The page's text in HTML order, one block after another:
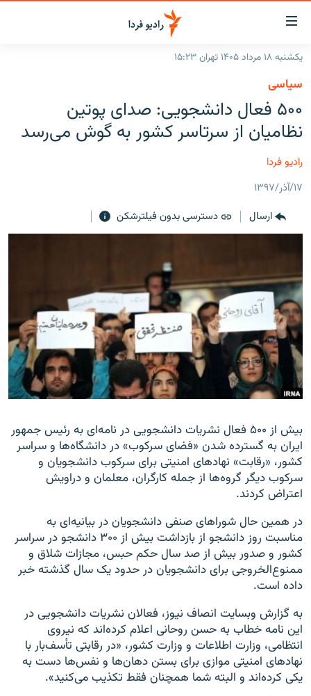
لینک‌های
قابلیت
دسترسی
بازگشت
منوی
اصلی
رفتن
به
صفحه
ایران
جهان
فرکانس‌ها
پادکست
چندرسانه‌ای
گزارش‌های تصویری
زنان فردا
به ما بپیوندید
زبان‌های دیگر
یکشنبه ۱۸ مرداد ۱۴۰۵ تهران ۱۵:۲۳
سیاسی
۵۰۰ فعال دانشجویی: صدای پوتین
نظامیان از سرتاسر کشور به گوش می‌رسد
رادیو فردا
۱۷/آذر/۱۳۹۷
ارسال
دسترسی بدون فیلترشکن
بیش از ۵۰۰ فعال نشریات دانشجویی در نامه‌ای به رئیس جمهور
ایران به گسترده شدن «فضای سرکوب» در دانشگاه‌ها و سراسر
کشور، «رقابت» نهادهای امنیتی برای سرکوب دانشجویان و
سرکوب دیگر گروه‌ها از جمله کارگران، معلمان و دراویش
اعتراض کردند.
در همین حال شوراهای صنفی دانشجویان در بیانیه‌ای به
مناسبت روز دانشجو از بازداشت بیش از ۳۰۰ دانشجو در سراسر
کشور و صدور بیش از صد سال حکم حبس، مجازات شلاق و
ممنوع‌الخروجی برای دانشجویان در حدود یک سال گذشته خبر
داده است.
به گزارش وبسایت انصاف نیوز، فعالان نشریات دانشجویی در
این نامه خطاب به حسن روحانی اعلام کرده‌اند که نیروی
انتظامی، وزارت اطلاعات و وزارت کشور، «در رقابتی تأسف‌بار با
نهادهای امنیتی موازی برای بستن دهان‌ها و نفس‌ها دست به
یکی کرده‌اند و البته شما همچنان فقط تکذیب می‌کنید».